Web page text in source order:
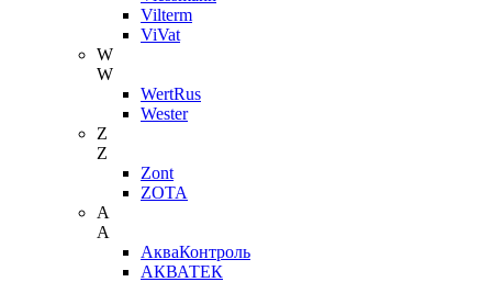
Vilterm
ViVat
W
W
WertRus
Wester
Z
Z
Zont
ZOTA
А
А
АкваКонтроль
АКВАТЕК